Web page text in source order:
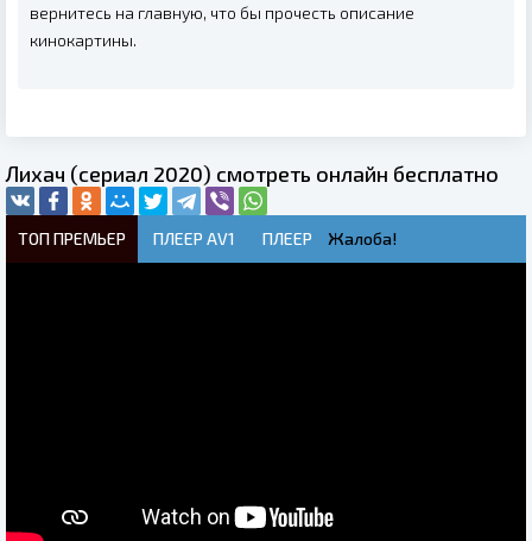
вернитесь на главную, что бы прочесть описание
кинокартины.
Лихач (сериал 2020) смотреть онлайн бесплатно
ТОП ПРЕМЬЕР ПЛЕЕР AV1 ПЛЕЕР Жалоба!